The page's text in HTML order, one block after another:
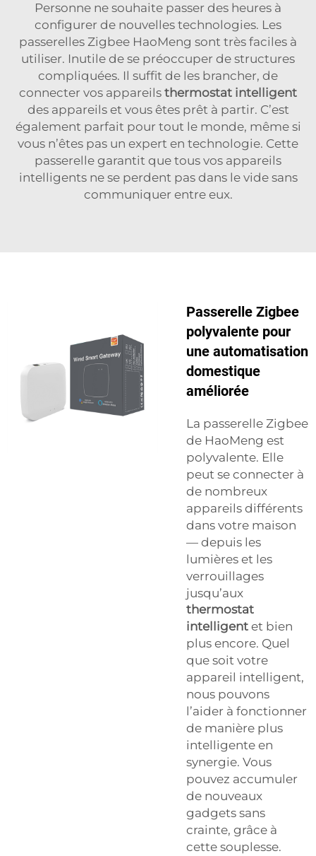
Personne ne souhaite passer des heures à
configurer de nouvelles technologies. Les
passerelles Zigbee HaoMeng sont très faciles à
utiliser. Inutile de se préoccuper de structures
compliquées. Il suffit de les brancher, de
connecter vos appareils thermostat intelligent
des appareils et vous êtes prêt à partir. C’est
également parfait pour tout le monde, même si
vous n’êtes pas un expert en technologie. Cette
passerelle garantit que tous vos appareils
intelligents ne se perdent pas dans le vide sans
communiquer entre eux.
Passerelle Zigbee
polyvalente pour
une automatisation
domestique
améliorée
La passerelle Zigbee
de HaoMeng est
polyvalente. Elle
peut se connecter à
de nombreux
appareils différents
dans votre maison
— depuis les
lumières et les
verrouillages
jusqu’aux
thermostat
intelligent et bien
plus encore. Quel
que soit votre
appareil intelligent,
nous pouvons
l’aider à fonctionner
de manière plus
intelligente en
synergie. Vous
pouvez accumuler
de nouveaux
gadgets sans
crainte, grâce à
cette souplesse.